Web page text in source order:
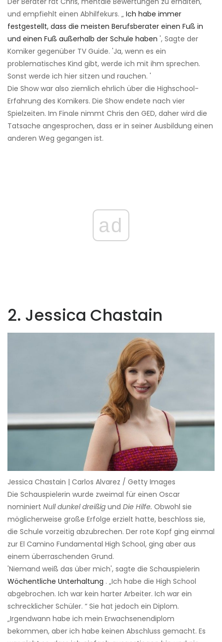
und empfiehlt einen Abhilfekurs. „ Ich habe immer
festgestellt, dass die meisten Berufsberater einen Fuß in
und einen Fuß außerhalb der Schule haben ', Sagte der
Komiker gegenüber TV Guide. 'Ja, wenn es ein
problematisches Kind gibt, werde ich mit ihm sprechen.
Sonst werde ich hier sitzen und rauchen. '
Die Show war also ziemlich ehrlich über die Highschool-
Erfahrung des Komikers. Die Show endete nach vier
Spielzeiten. Im Finale nimmt Chris den GED, daher wird die
Tatsache angesprochen, dass er in seiner Ausbildung einen
anderen Weg gegangen ist.
ad
2. Jessica Chastain
Jessica Chastain | Carlos Alvarez / Getty Images
Die Schauspielerin wurde zweimal für einen Oscar
nominiert Null dunkel dreißig und Die Hilfe. Obwohl sie
möglicherweise große Erfolge erzielt hatte, beschloss sie,
die Schule vorzeitig abzubrechen. Der rote Kopf ging einmal
zur El Camino Fundamental High School, ging aber aus
einem überraschenden Grund.
'Niemand weiß das über mich', sagte die Schauspielerin
Wöchentliche Unterhaltung . „Ich habe die High School
abgebrochen. Ich war kein harter Arbeiter. Ich war ein
schrecklicher Schüler. “ Sie hat jedoch ein Diplom.
„Irgendwann habe ich mein Erwachsenendiplom
bekommen, aber ich habe keinen Abschluss gemacht. Es